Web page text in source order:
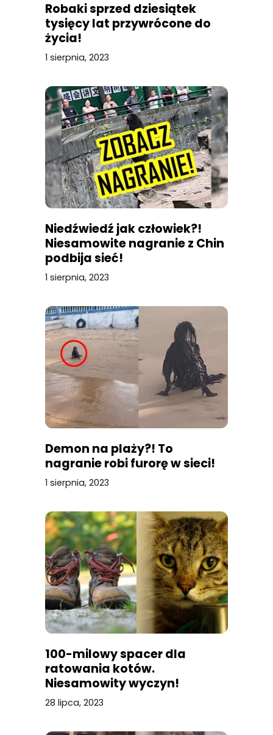
Robaki sprzed dziesiątek
tysięcy lat przywrócone do
życia!
1 sierpnia, 2023
Niedźwiedź jak człowiek?!
Niesamowite nagranie z Chin
podbija sieć!
1 sierpnia, 2023
Demon na plaży?! To
nagranie robi furorę w sieci!
1 sierpnia, 2023
100-milowy spacer dla
ratowania kotów.
Niesamowity wyczyn!
28 lipca, 2023